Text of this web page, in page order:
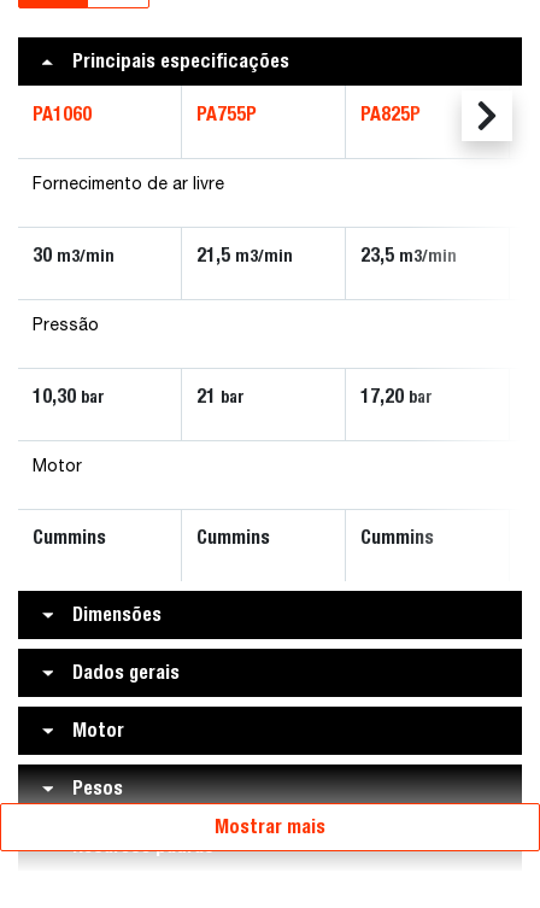
Principais especificações
PA1060 PA755P PA825P
Fornecimento de ar livre
30 m3/min 21,5 m3/min 23,5 m3/min
Pressão
10,30 bar 21 bar 17,20 bar
Motor
Cummins Cummins Cummins
Dimensões
Dados gerais
Motor
Pesos
Recursos padrão
Mostrar mais